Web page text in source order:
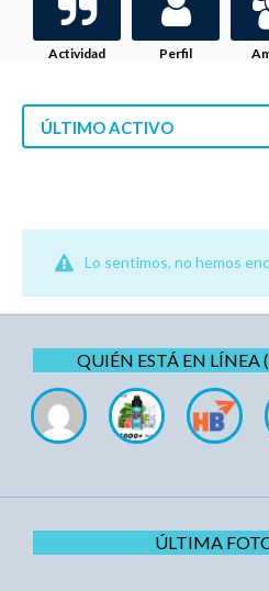
Actividad Perfil
ÚLTIMO ACTIVO
Lo sentimos, no hemos
QUIÉN ESTÁ EN LÍNEA
ÚLTIMA